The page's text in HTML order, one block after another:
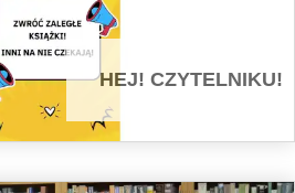
HEJ! CZYTELNIKU!